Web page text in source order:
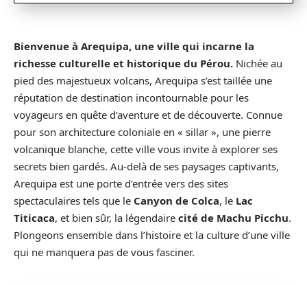
Bienvenue à Arequipa, une ville qui incarne la
richesse culturelle et historique du Pérou. Nichée au
pied des majestueux volcans, Arequipa s’est taillée une
réputation de destination incontournable pour les
voyageurs en quête d’aventure et de découverte. Connue
pour son architecture coloniale en « sillar », une pierre
volcanique blanche, cette ville vous invite à explorer ses
secrets bien gardés. Au-delà de ses paysages captivants,
Arequipa est une porte d’entrée vers des sites
spectaculaires tels que le Canyon de Colca, le Lac
Titicaca, et bien sûr, la légendaire cité de Machu Picchu.
Plongeons ensemble dans l’histoire et la culture d’une ville
qui ne manquera pas de vous fasciner.